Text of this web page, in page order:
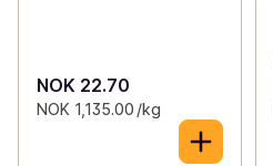
NOK 22.70
NOK 1,135.00 /kg